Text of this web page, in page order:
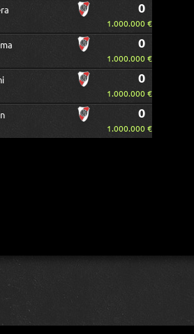
0
1.000.000 €
0
1.000.000 €
0
1.000.000 €
0
1.000.000 €